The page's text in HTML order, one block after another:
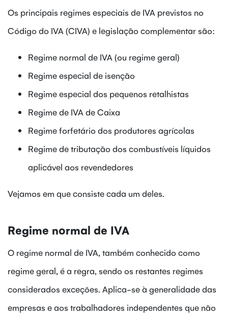
Os principais regimes especiais de IVA previstos no
Código do IVA (CIVA) e legislação complementar são:
Regime normal de IVA (ou regime geral)
Regime especial de isenção
Regime especial dos pequenos retalhistas
Regime de IVA de Caixa
Regime forfetário dos produtores agrícolas
Regime de tributação dos combustíveis líquidos
aplicável aos revendedores
Vejamos em que consiste cada um deles.
Regime normal de IVA
O regime normal de IVA, também conhecido como
regime geral, é a regra, sendo os restantes regimes
considerados exceções. Aplica-se à generalidade das
empresas e aos trabalhadores independentes que não